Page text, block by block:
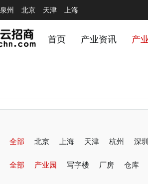
泉州 北京 天津 上海
首页 产业资讯 产
全部 北京 上海 天津 杭州 深
潍坊 青岛 烟台 无锡 蚌埠 东
全部 产业园 写字楼 厂房 仓库